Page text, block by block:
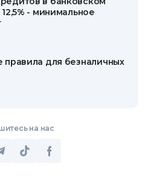
- минимальное
для безналичных
на нас